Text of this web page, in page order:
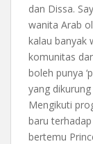
dan Dissa.
wanita Arab
kalau banyak
komunitas
boleh punya
yang
Mengikuti
baru
bertemu